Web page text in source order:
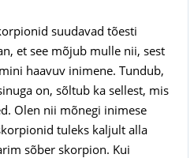
suudavad tõesti
et see mõjub mulle nii, sest
haavuv inimene. Tundub,
on, sõltub ka sellest, mis
Olen nii mõnegi inimese
tuleks kaljult alla
sõber skorpion. Kui